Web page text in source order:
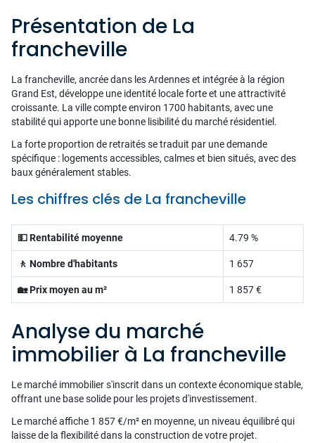
Présentation de La
francheville
La francheville, ancrée dans les Ardennes et intégrée à la région
Grand Est, développe une identité locale forte et une attractivité
croissante. La ville compte environ 1700 habitants, avec une
stabilité qui apporte une bonne lisibilité du marché résidentiel.
La forte proportion de retraités se traduit par une demande
spécifique : logements accessibles, calmes et bien situés, avec des
baux généralement stables.
Les chiffres clés de La francheville
💵 Rentabilité moyenne 4.79 %
🚶 Nombre d'habitants 1 657
🏡 Prix moyen au m² 1 857 €
Analyse du marché
immobilier à La francheville
Le marché immobilier s'inscrit dans un contexte économique stable,
offrant une base solide pour les projets d'investissement.
Le marché affiche 1 857 €/m² en moyenne, un niveau équilibré qui
laisse de la flexibilité dans la construction de votre projet.